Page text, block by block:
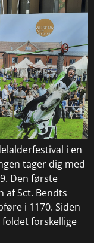
i en
tager dig med
Den første
af Sct. Bendts
i 1170. Siden
forskellige